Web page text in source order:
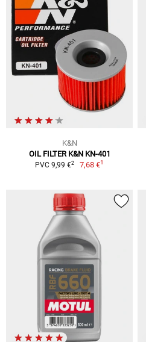
K&N
OIL FILTER K&N KN-401
PVC 9,99 €2 7,68 €1